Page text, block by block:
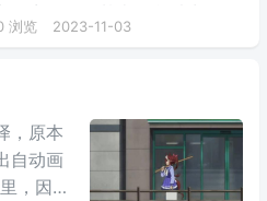
名音译是哈基米。所以生了个
孩儿的意思。
浏览 2023-11-03
，原本
自动画
，因为